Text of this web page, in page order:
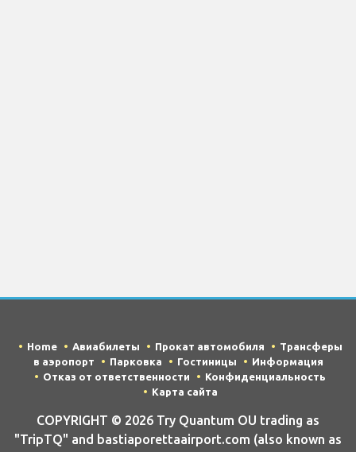
Home Авиабилеты Прокат автомобиля
Трансферы
в аэропорт
Парковка Гостиницы
Информация
Отказ от ответственности
Конфиденциальность
Карта сайта
COPYRIGHT © 2026 Try Quantum OU trading as
"TripTQ" and bastiaporettaairport.com (also known as